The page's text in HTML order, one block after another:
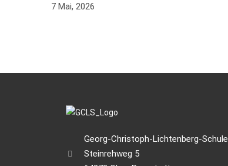
7 Mai, 2026
Georg-Christoph-Lichtenberg-Schule
Steinrehweg 5